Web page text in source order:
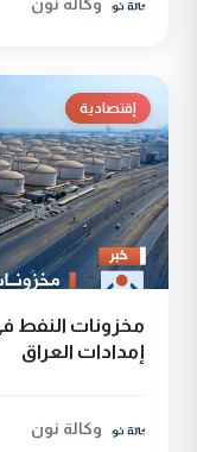
وكالة نون
إقتصادية
مخزونات النفط
إمدادات العراق
وكالة نون